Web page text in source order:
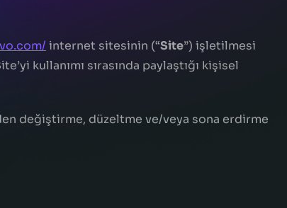
internet sitesinin (“Site”) işletilmesi
kullanımı sırasında paylaştığı kişisel
değiştirme, düzeltme ve/veya sona erdirme